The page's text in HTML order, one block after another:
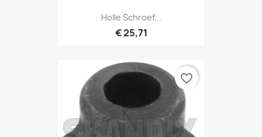
Holle Schroef...
€ 25,71
favorite_border